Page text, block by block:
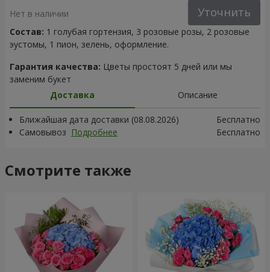
Нет в наличии Уточнить
Состав: 1 голубая гортензия, 3 розовые розы, 2 розовые
эустомы, 1 пион, зелень, оформление.
Гарантия качества: Цветы простоят 5 дней или мы
заменим букет
Доставка
Описание
Ближайшая дата доставки (08.08.2026)
Бесплатно
Самовывоз Подробнее Бесплатно
Смотрите также